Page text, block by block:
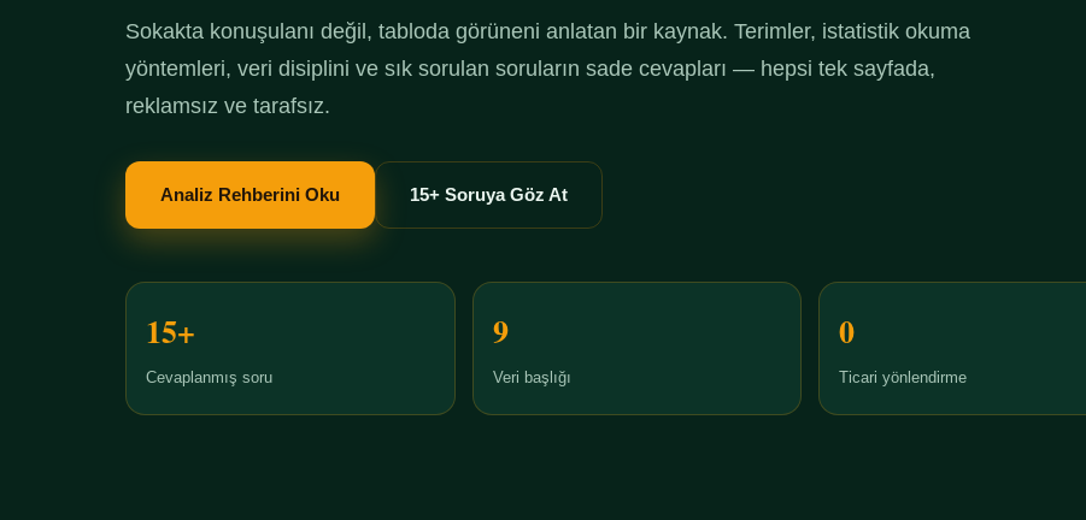
Sokakta konuşulanı değil, tabloda görüneni anlatan bir kaynak. Terimler, istatistik okuma
yöntemleri, veri disiplini ve sık sorulan soruların sade cevapları — hepsi tek sayfada,
reklamsız ve tarafsız.
Analiz Rehberini Oku 15+ Soruya Göz At
15+
Cevaplanmış soru
9
Veri başlığı
0
Ticari yönlendirme